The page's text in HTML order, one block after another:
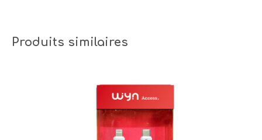
Produits similaires